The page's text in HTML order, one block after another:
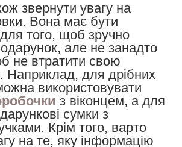
звернути увагу на
Вона має бути
того, щоб зручно
але не занадто
не втратити свою
Наприклад, для дрібних
використовувати
з віконцем, а для
сумки з
Крім того, варто
на те, яку інформацію